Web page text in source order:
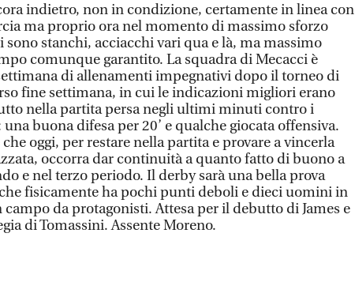
indietro, non in condizione, certamente in linea con
ma proprio ora nel momento di massimo sforzo
sono stanchi, acciacchi vari qua e là, ma massimo
comunque garantito. La squadra di Mecacci è
di allenamenti impegnativi dopo il torneo di
fine settimana, in cui le indicazioni migliori erano
nella partita persa negli ultimi minuti contro i
buona difesa per 20’ e qualche giocata offensiva.
che oggi, per restare nella partita e provare a vincerla
occorra dar continuità a quanto fatto di buono a
e nel terzo periodo. Il derby sarà una bella prova
fisicamente ha pochi punti deboli e dieci uomini in
campo da protagonisti. Attesa per il debutto di James e
di Tomassini. Assente Moreno.